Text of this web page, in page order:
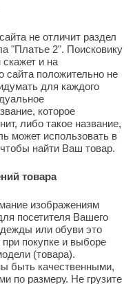
не отличит раздел
"Платье 2". Поисковику
и на
сайта положительно не
для каждого
которое
либо такое название,
может использовать в
найти Ваш товар.
товара
изображениям
посетителя Вашего
или обуви это
покупке и выборе
(товара).
быть качественными,
по размеру. Не грузите